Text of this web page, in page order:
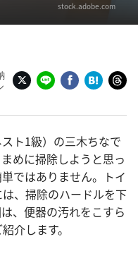
stock.adobe.com
ト1級）の三木ちなで
めに掃除しようと思っ
ではありません。トイ
、掃除のハードルを下
、便器の汚れをこすら
介します。